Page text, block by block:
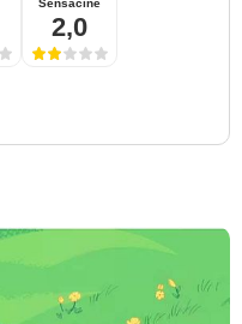
Sensacine
2,0